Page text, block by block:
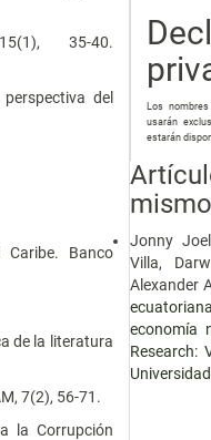
35-40.
del
Banco
de la literatura
7(2), 56-71.
la Corrupción
Los
usarán
estarán
Jonny
Villa,
Alexander
economía
Research: